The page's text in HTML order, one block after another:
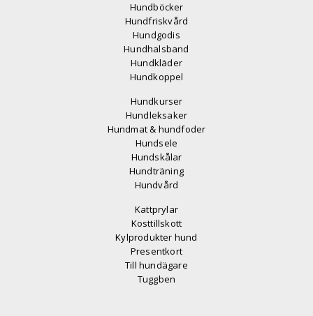
Hundböcker
Hundfriskvård
Hundgodis
Hundhalsband
Hundkläder
Hundkoppel
Hundkurser
Hundleksaker
Hundmat & hundfoder
Hundsele
Hundskålar
Hundträning
Hundvård
Kattprylar
Kosttillskott
Kylprodukter hund
Presentkort
Till hundägare
Tuggben